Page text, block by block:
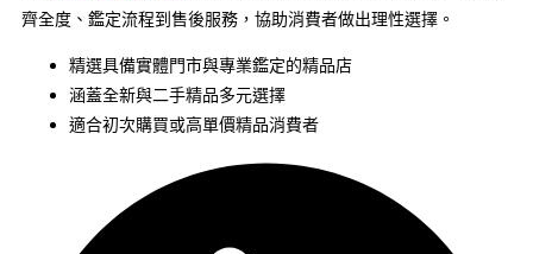
齊全度、鑑定流程到售後服務，協助消費者做出理性選擇。
精選具備實體門市與專業鑑定的精品店
涵蓋全新與二手精品多元選擇
適合初次購買或高單價精品消費者